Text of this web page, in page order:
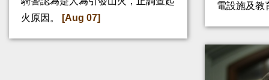
火原因。
[Aug 07]
電設施及教